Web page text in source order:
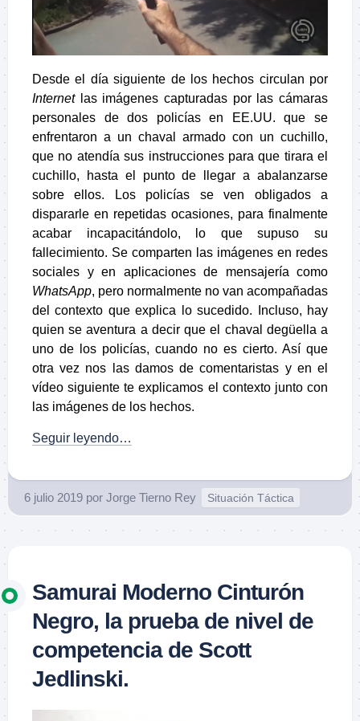
Desde el día siguiente de los hechos circulan por
Internetlas imágenes capturadas por las cámaras
personales de dos policías en EE.UU. que se
enfrentaron a un chaval armado con un cuchillo,
que no atendía sus instrucciones para que tirara el
cuchillo, hasta el punto de llegar a abalanzarse
sobre ellos. Los policías se ven obligados a
dispararle en repetidas ocasiones, para finalmente
acabar incapacitándolo, lo que supuso su
fallecimiento. Se comparten las imágenes en redes
sociales y en aplicaciones de mensajería como
WhatsApp, pero normalmente no van acompañadas
del contexto que explica lo sucedido. Incluso, hay
quien se aventura a decir que el chaval degüella a
uno de los policías, cuando no es cierto. Así que
otra vez nos las damos de comentaristas y en el
vídeo siguiente te explicamos el contexto junto con
las imágenes de los hechos.
Seguir leyendo…
6 julio 2019 por Jorge Tierno Rey Situación Táctica
Samurai Moderno Cinturón
Negro, la prueba de nivel de
competencia de Scott
Jedlinski.